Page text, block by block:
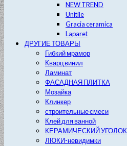
NEW TREND
Unitile
Gracia ceramica
Laparet
ДРУГИЕ ТОВАРЫ
Гибкий мрамор
Кварц винил
Ламинат
ФАСАДНАЯ ПЛИТКА
Мозайка
Клинкер
строительные смеси
Клей для ванной
КЕРАМИЧЕСКИЙ УГОЛОК
ЛЮКИ-невидимки